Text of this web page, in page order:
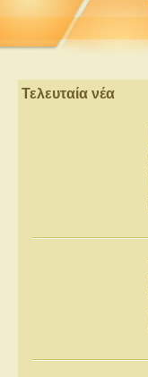
Τελευταία νέα